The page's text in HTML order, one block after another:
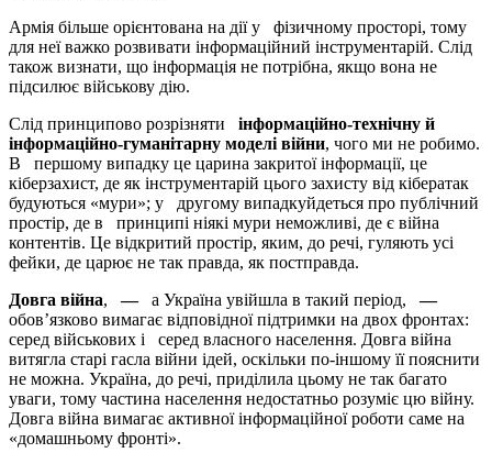
Армія більше орієнтована на дії у фізичному просторі, тому
для неї важко розвивати інформаційний інструментарій. Слід
також визнати, що інформація не потрібна, якщо вона не
підсилює військову дію.
Слід принципово розрізняти інформаційно-технічну й
інформаційно-гуманітарну моделі війни, чого ми не робимо.
В першому випадку це царина закритої інформації, це
кіберзахист, де як інструментарій цього захисту від кібератак
будуються «мури»; у другому випадкуйдеться про публічний
простір, де в принципі ніякі мури неможливі, де є війна
контентів. Це відкритий простір, яким, до речі, гуляють усі
фейки, де царює не так правда, як постправда.
Довга війна, — а Україна увійшла в такий період, —
обов’язково вимагає відповідної підтримки на двох фронтах:
серед військових і серед власного населення. Довга війна
витягла старі гасла війни ідей, оскільки по-іншому її пояснити
не можна. Україна, до речі, приділила цьому не так багато
уваги, тому частина населення недостатньо розуміє цю війну.
Довга війна вимагає активної інформаційної роботи саме на
«домашньому фронті».